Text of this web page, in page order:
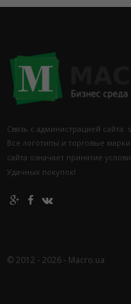
Связь с администрацией
Все логотипы и торговые
сайта означает принятие
Удачных покупок!
© 2012 - 2026 - Macro.ua